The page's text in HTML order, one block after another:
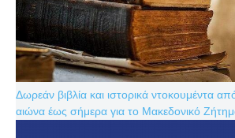
Δωρεάν βιβλία και ιστορικά ντοκουμέντα
αιώνα έως σήμερα για το Μακεδονικό